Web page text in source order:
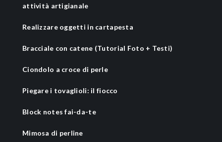
attività artigianale
Realizzare oggetti in cartapesta
Bracciale con catene (Tutorial Foto + Testi)
Ciondolo a croce di perle
Piegare i tovaglioli: il fiocco
Block notes fai-da-te
Mimosa di perline